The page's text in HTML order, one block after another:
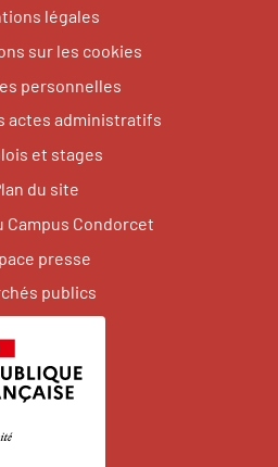
légales
sur les cookies
personnelles
actes administratifs
et stages
du site
Campus Condorcet
presse
publics